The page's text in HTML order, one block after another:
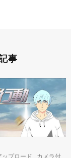
事
ップロード カメラ付